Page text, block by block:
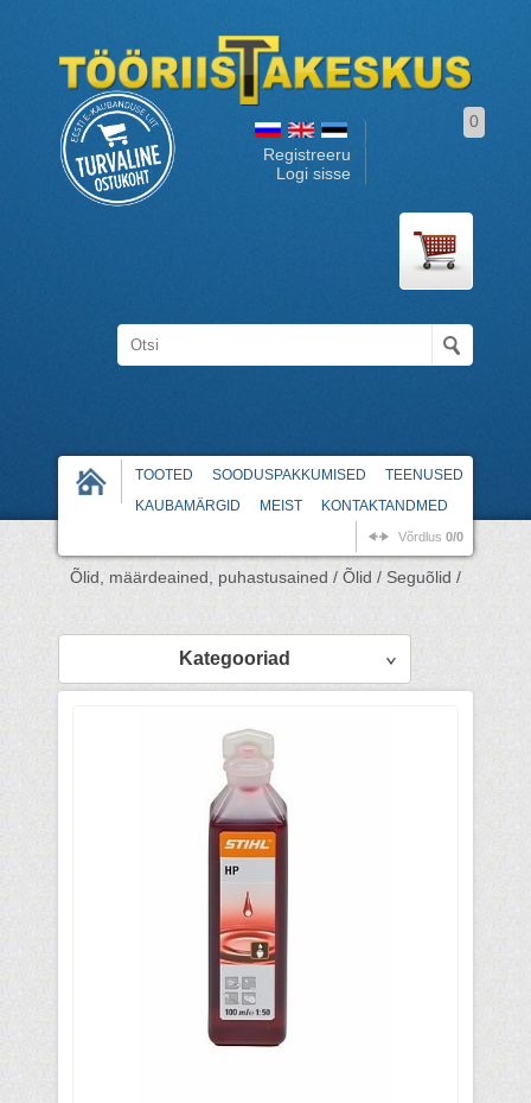
Registreeru
Logi sisse
0
TOOTED SOODUSPAKKUMISED
TEENUSED
KAUBAMÄRGID
MEIST KONTAKTANDMED
Võrdlus 0/0
Õlid, määrdeained, puhastusained / Õlid / Seguõlid /
Kategooriad